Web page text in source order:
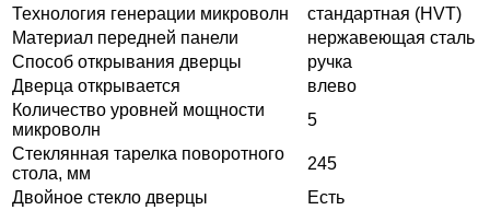
Технология генерации микроволн
стандартная (HVT)
Материал передней панели
нержавеющая сталь
Способ открывания дверцы
ручка
Дверца открывается
влево
Количество уровней мощности
микроволн
5
Стеклянная тарелка поворотного
стола, мм
245
Двойное стекло дверцы
Есть